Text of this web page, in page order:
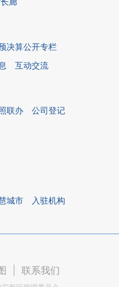
决算公开专栏
互动交流
联办
公司登记
城市 入驻机构
联系我们